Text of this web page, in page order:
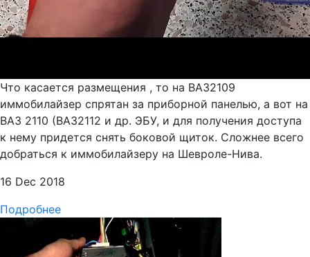
Что касается размещения , то на ВАЗ2109
иммобилайзер спрятан за приборной панелью, а вот на
ВАЗ 2110 (ВАЗ2112 и др. ЭБУ, и для получения доступа
к нему придется снять боковой щиток. Сложнее всего
добраться к иммобилайзеру на Шевроле-Нива.
16 Dec 2018
Подробнее